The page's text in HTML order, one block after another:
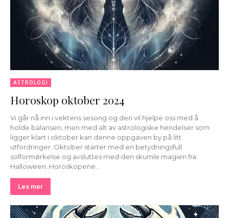
ASTROLOGI
Horoskop oktober 2024
Vi går nå inn i vektens sesong og den vil hjelpe oss med å
holde balansen, men med alt av astrologiske hendelser som
ligger klart i oktober kan denne oppgaven by på litt
utfordringer. Oktober starter med en betydningsfull
solformørkelse og avsluttes med den skumle magien fra
Halloween. Horoskopene...
Les mer